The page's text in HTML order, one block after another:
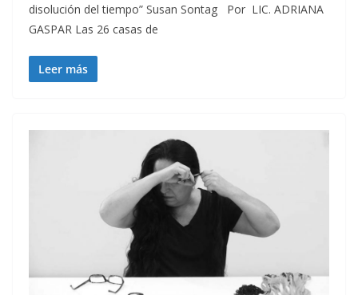
disolución del tiempo” Susan Sontag Por LIC. ADRIANA
GASPAR Las 26 casas de
Leer más